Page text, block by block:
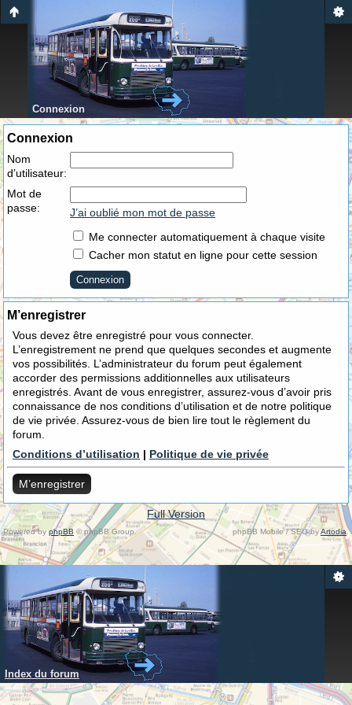
Connexion
Connexion
Nom
d’utilisateur:
Mot de
passe:
J’ai oublié mon mot de passe
Me connecter automatiquement à chaque visite
Cacher mon statut en ligne pour cette session
M’enregistrer
Vous devez être enregistré pour vous connecter.
L’enregistrement ne prend que quelques secondes et augmente
vos possibilités. L’administrateur du forum peut également
accorder des permissions additionnelles aux utilisateurs
enregistrés. Avant de vous enregistrer, assurez-vous d’avoir pris
connaissance de nos conditions d’utilisation et de notre politique
de vie privée. Assurez-vous de bien lire tout le règlement du
forum.
Conditions d’utilisation | Politique de vie privée
M’enregistrer
Full Version
Powered byphpBB © phpBB Group. phpBB Mobile / SEO byArtodia .
Index du forum